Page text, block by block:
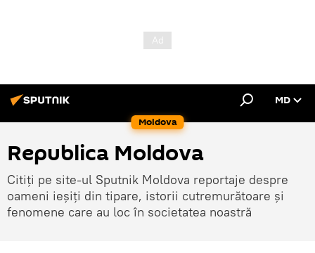
Moldova
MD
Republica Moldova
Citiți pe site-ul Sputnik Moldova reportaje despre
oameni ieșiți din tipare, istorii cutremurătoare și
fenomene care au loc în societatea noastră